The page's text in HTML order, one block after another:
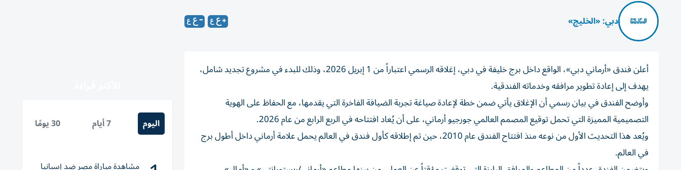
دبي: «الخليج»
أعلن فندق «أرماني دبي»، الواقع داخل برج خليفة في دبي، إغلاقه الرسمي اعتباراً من 1 إبريل 2026، وذلك للبدء في مشروع تجديد شامل،
يهدف إلى إعادة تطوير مرافقه وخدماته الفندقية.
وأوضح الفندق في بيان رسمي أن الإغلاق يأتي ضمن خطة لإعادة صياغة تجربة الضيافة الفاخرة التي يقدمها، مع الحفاظ على الهوية
التصميمية المميزة التي تحمل توقيع المصمم العالمي جورجيو أرماني، على أن يُعاد افتتاحه في الربع الرابع من عام 2026.
ويُعد هذا التحديث الأول من نوعه منذ افتتاح الفندق عام 2010، حين تم إطلاقه كأول فندق في العالم يحمل علامة أرماني داخل أطول برج
في العالم.
اليوم 7 أيام 30 يومًا
مشاهدة مباراة مصر ضد إسبانيا